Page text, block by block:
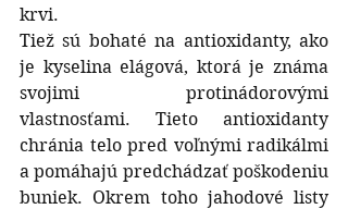
krvi.
Tiež sú bohaté na antioxidanty, ako
je kyselina elágová, ktorá je známa
svojimi protinádorovými
vlastnosťami. Tieto antioxidanty
chránia telo pred voľnými radikálmi
a pomáhajú predchádzať poškodeniu
buniek. Okrem toho jahodové listy